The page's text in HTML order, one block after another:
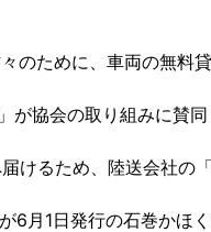
のために、車両の無料
が協会の取り組みに賛
けるため、陸送会社の
6月1日発行の石巻かほ